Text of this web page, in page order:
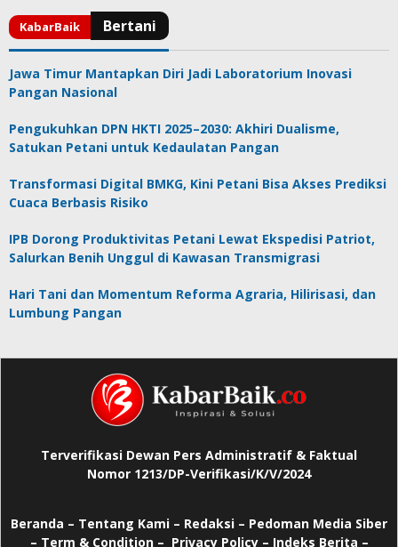
Jawa Timur Mantapkan Diri Jadi Laboratorium Inovasi
Pangan Nasional
Pengukuhkan DPN HKTI 2025–2030: Akhiri Dualisme,
Satukan Petani untuk Kedaulatan Pangan
Transformasi Digital BMKG, Kini Petani Bisa Akses Prediksi
Cuaca Berbasis Risiko
IPB Dorong Produktivitas Petani Lewat Ekspedisi Patriot,
Salurkan Benih Unggul di Kawasan Transmigrasi
Hari Tani dan Momentum Reforma Agraria, Hilirisasi, dan
Lumbung Pangan
Terverifikasi Dewan Pers Administratif & Faktual
Nomor 1213/DP-Verifikasi/K/V/2024
Beranda – Tentang Kami – Redaksi – Pedoman Media Siber
– Term & Condition – Privacy Policy– Indeks Berita –